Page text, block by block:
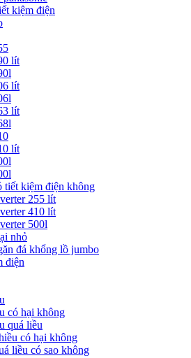
kiệm điện
lít
lít
lít
lít
tiết kiệm điện không
255 lít
410 lít
500l
nhỏ
đá khổng lồ jumbo
điện
có hại không
quá liều
có hại không
liều có sao không